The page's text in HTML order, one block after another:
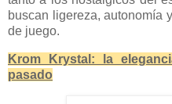
buscan ligereza, autonomía
de juego.
Krom Krystal: la
pasado